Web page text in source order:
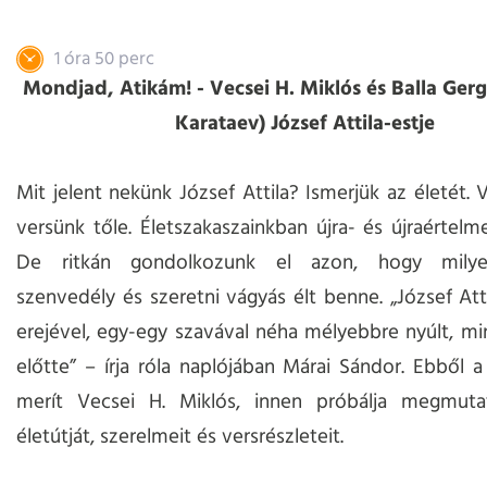
1 óra 50 perc
Mondjad, Atikám! - Vecsei H. Miklós és Balla
Karataev) József Attila-estje
Mit jelent nekünk József Attila? Ismerjük az életét.
versünk tőle. Életszakaszainkban újra- és
De ritkán gondolkozunk el azon, hogy
szenvedély és szeretni vágyás élt benne. „József
erejével, egy-egy szavával néha mélyebbre nyúlt,
előtte” – írja róla naplójában Márai Sándor. Ebből
merít Vecsei H. Miklós, innen próbálja
életútját, szerelmeit és versrészleteit.